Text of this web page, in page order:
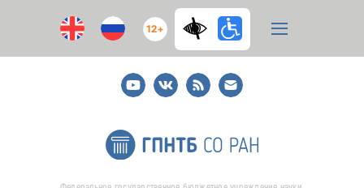
12+
YoutubeВКонтакте
RSS
E-
mail
подписка